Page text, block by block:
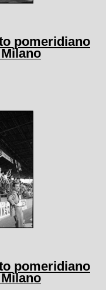
pomeridiano
pomeridiano